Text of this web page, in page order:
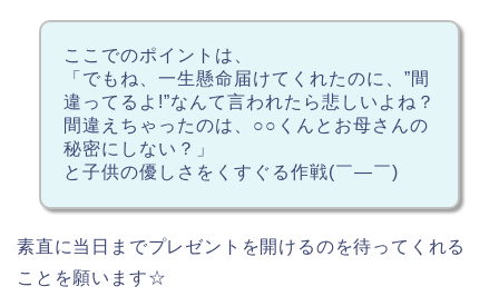
ここでのポイントは、
「でもね、一生懸命届けてくれたのに、”間
違ってるよ!”なんて言われたら悲しいよね？
間違えちゃったのは、○○くんとお母さんの
秘密にしない？」
と子供の優しさをくすぐる作戦(￣―￣)
素直に当日までプレゼントを開けるのを待ってくれる
ことを願います☆